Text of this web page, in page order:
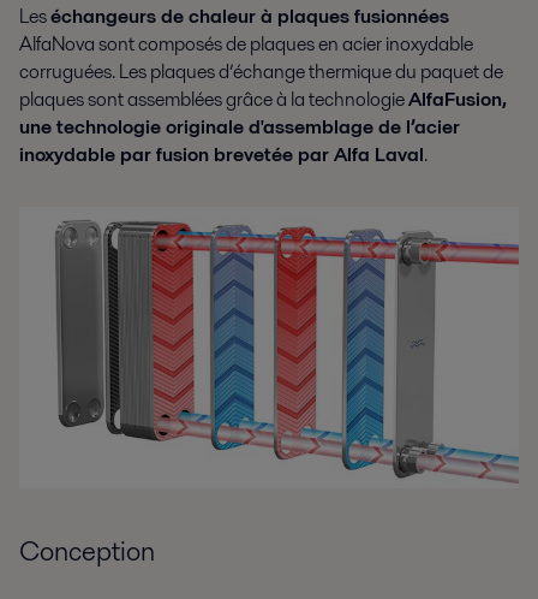
Leséchangeurs de chaleur à plaques fusionnées
AlfaNova sont composés de plaques en acier inoxydable
corruguées. Les plaques d’échange thermique du paquet de
plaques sont assemblées grâce à la technologieAlfaFusion,
une technologie originale d'assemblage de l’acier
inoxydable par fusion brevetée par Alfa Laval.
Conception